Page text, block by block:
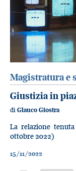
Magistratura e
Giustizia in
di Glauco Giostra
La relazione
ottobre 2022)
15/11/2022